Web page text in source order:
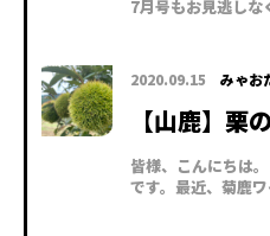
7月号もお見逃しな
2020.09.15 みゃお
【山鹿】栗
皆様、こんにちは
です。最近、菊鹿